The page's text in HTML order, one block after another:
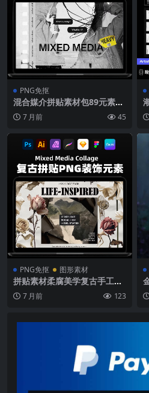
PNG免抠
混合媒介拼贴素材包89元素10
4手绘笔触PSD场景模板PNG
免抠抽象艺术
7 月前 45
PNG免抠 图形素材
拼贴素材柔腐美学复古手工拼
贴背景纹理装饰元素JPG高清
海报PNG免抠图 Life-Inspire
7 月前 123